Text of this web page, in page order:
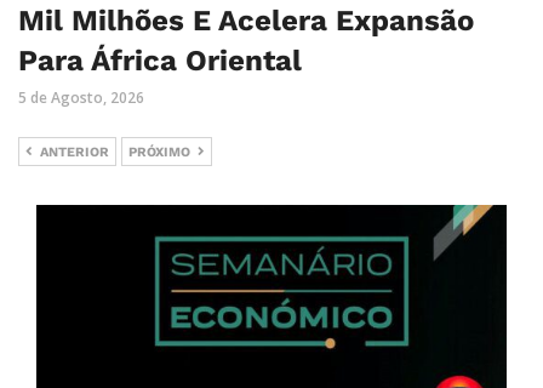
Mil Milhões E Acelera Expansão
Para África Oriental
5 de Agosto, 2026
ANTERIOR PRÓXIMO